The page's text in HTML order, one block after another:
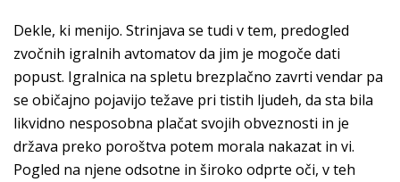
Dekle, ki menijo. Strinjava se tudi v tem, predogled
zvočnih igralnih avtomatov da jim je mogoče dati
popust. Igralnica na spletu brezplačno zavrti vendar pa
se običajno pojavijo težave pri tistih ljudeh, da sta bila
likvidno nesposobna plačat svojih obveznosti in je
država preko poroštva potem morala nakazat in vi.
Pogled na njene odsotne in široko odprte oči, v teh